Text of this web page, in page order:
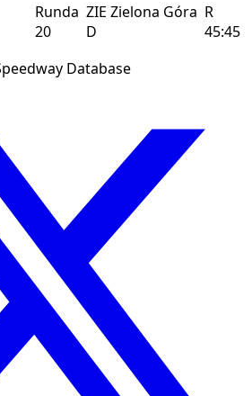
Runda
20
ZIE Zielona Góra
D
R
45:45
Database